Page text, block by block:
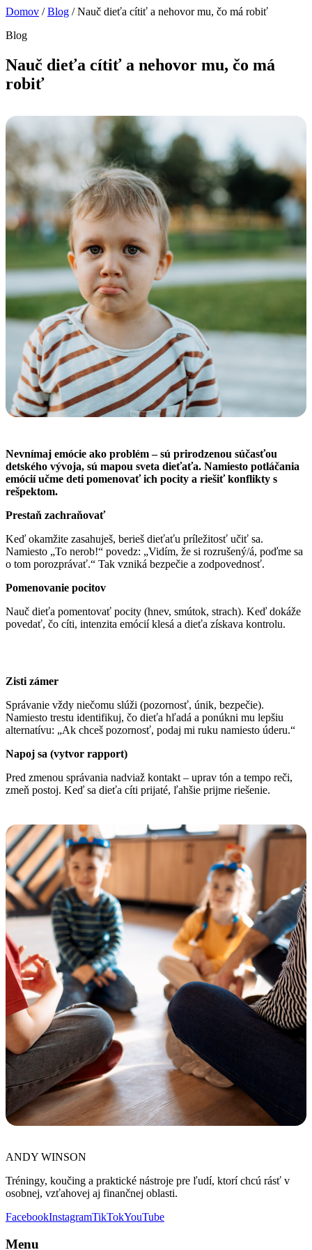
Domov / Blog / Nauč dieťa cítiť a nehovor mu, čo má robiť
Blog
Nauč dieťa cítiť a nehovor mu, čo má
robiť
Nevnímaj emócie ako problém – sú prirodzenou súčasťou
detského vývoja, sú mapou sveta dieťaťa. Namiesto potláčania
emócií učme deti pomenovať ich pocity a riešiť konflikty s
rešpektom.
Prestaň zachraňovať
Keď okamžite zasahuješ, berieš dieťaťu príležitosť učiť sa.
Namiesto „To nerob!“ povedz: „Vidím, že si rozrušený/á, poďme sa
o tom porozprávať.“ Tak vzniká bezpečie a zodpovednosť.
Pomenovanie pocitov
Nauč dieťa pomentovať pocity (hnev, smútok, strach). Keď dokáže
povedať, čo cíti, intenzita emócií klesá a dieťa získava kontrolu.
Zisti zámer
Správanie vždy niečomu slúži (pozornosť, únik, bezpečie).
Namiesto trestu identifikuj, čo dieťa hľadá a ponúkni mu lepšiu
alternatívu: „Ak chceš pozornosť, podaj mi ruku namiesto úderu.“
Napoj sa (vytvor rapport)
Pred zmenou správania nadviaž kontakt – uprav tón a tempo reči,
zmeň postoj. Keď sa dieťa cíti prijaté, ľahšie prijme riešenie.
ANDY WINSON
Tréningy, koučing a praktické nástroje pre ľudí, ktorí chcú rásť v
osobnej, vzťahovej aj finančnej oblasti.
FacebookInstagramTikTokYouTube
Menu